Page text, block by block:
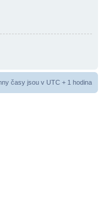
časy jsou v UTC + 1 hodina